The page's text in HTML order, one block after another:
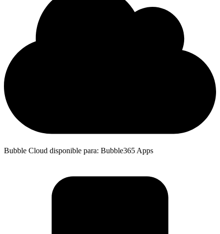
Bubble Cloud disponible para: Bubble365 Apps